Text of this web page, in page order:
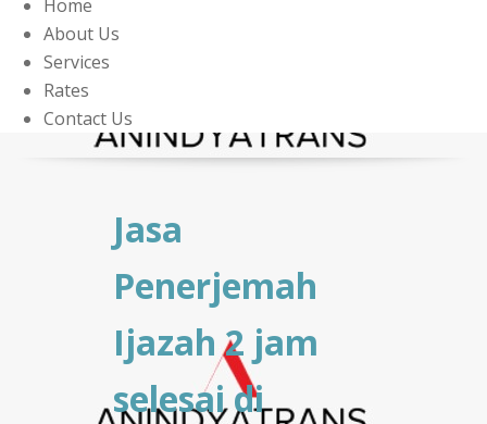
Home
About Us
Services
Rates
Contact Us
Jasa
Penerjemah
Ijazah 2 jam
selesai di